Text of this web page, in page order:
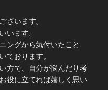
ざいます。
います。
ングから気付いたこと
ております。
方で、自分が悩んだり考
役に立てれば嬉しく思い